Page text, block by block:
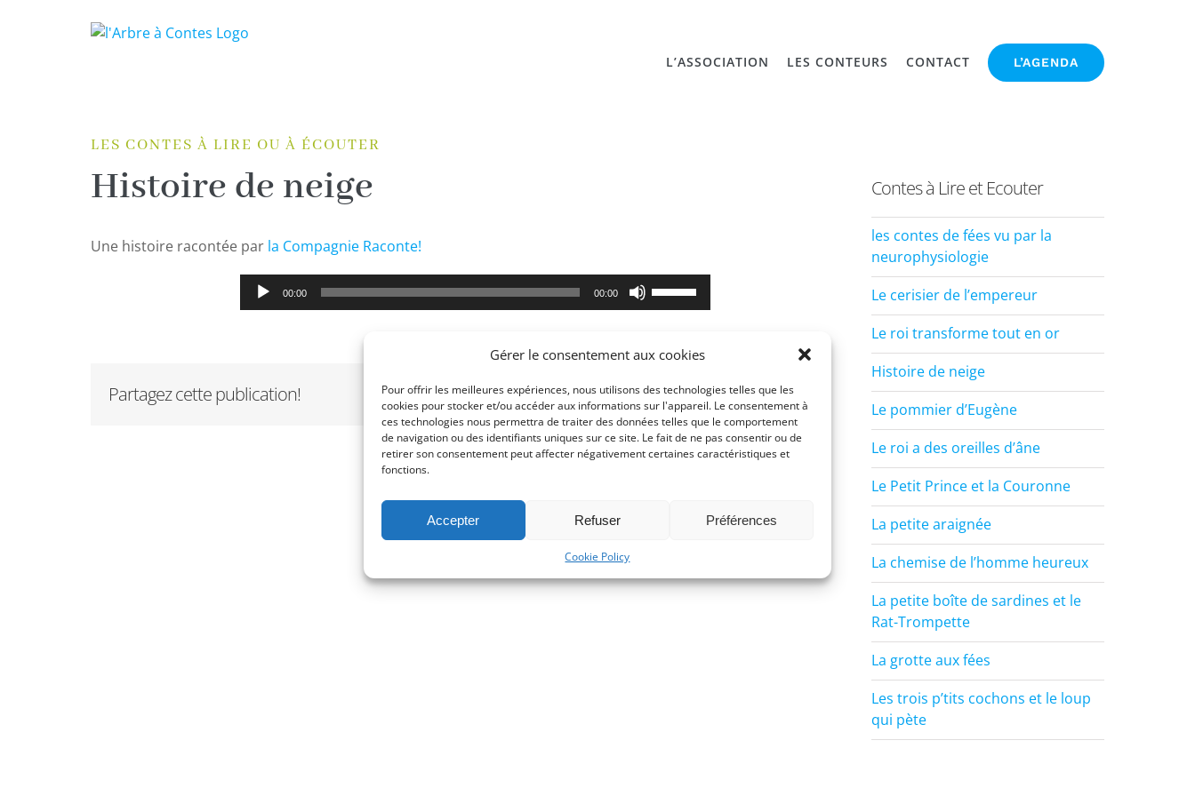
Gérer le consentement aux cookies
Pour offrir les meilleures expériences, nous utilisons des technologies telles que les
cookies pour stocker et/ou accéder aux informations sur l'appareil. Le consentement à
ces technologies nous permettra de traiter des données telles que le comportement
de navigation ou des identifiants uniques sur ce site. Le fait de ne pas consentir ou de
retirer son consentement peut affecter négativement certaines caractéristiques et
fonctions.
Accepter Refuser Préférences
Cookie Policy
L’ASSOCIATION LES CONTEURS CONTACT L’AGENDA
LES CONTES À LIRE OU À ÉCOUTER
Histoire de neige
Une histoire racontée par la Compagnie Raconte!
Lecteur
audio
00:00 00:00
haut/bas
augmenter
ou
diminuer
le
Partagez cette publication! Facebook
X LinkedInWhatsApp
Pinterest
Email
Contes à Lire et Ecouter
les contes de fées vu par la
neurophysiologie
Le cerisier de l’empereur
Le roi transforme tout en or
Histoire de neige
Le pommier d’Eugène
Le roi a des oreilles d’âne
Le Petit Prince et la Couronne
La petite araignée
La chemise de l’homme heureux
La petite boîte de sardines et le
Rat-Trompette
La grotte aux fées
Les trois p’tits cochons et le loup
qui pète